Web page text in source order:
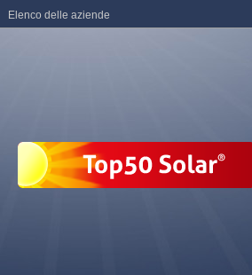
Elenco delle aziende